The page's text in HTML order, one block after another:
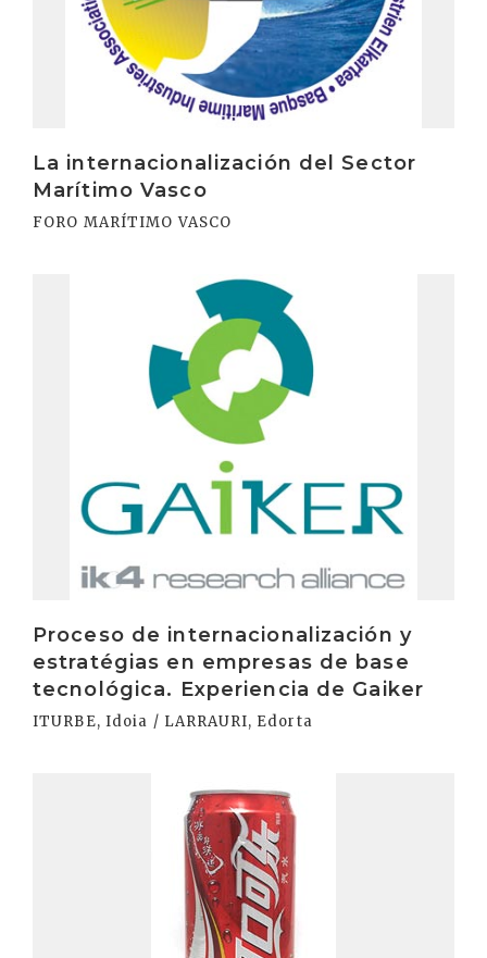
La internacionalización del Sector
Marítimo Vasco
FORO MARÍTIMO VASCO
Proceso de internacionalización y
estratégias en empresas de base
tecnológica. Experiencia de Gaiker
ITURBE, Idoia / LARRAURI, Edorta